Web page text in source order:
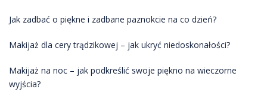
Jak zadbać o piękne i zadbane paznokcie na co dzień?
Makijaż dla cery trądzikowej – jak ukryć niedoskonałości?
Makijaż na noc – jak podkreślić swoje piękno na wieczorne
wyjścia?